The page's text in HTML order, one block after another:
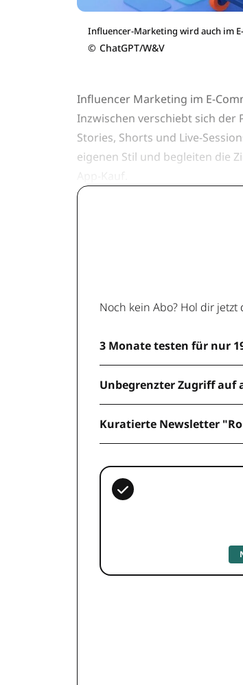
Influencer-Marketing wird auch im
© ChatGPT/W&V
Influencer Marketing im E-
Inzwischen verschiebt sich der
Stories, Shorts und Live-
eigenen Stil und begleiten die
Noch kein Abo? Hol dir jetzt
3 Monate testen für nur
Unbegrenzter Zugriff auf
Kuratierte Newsletter